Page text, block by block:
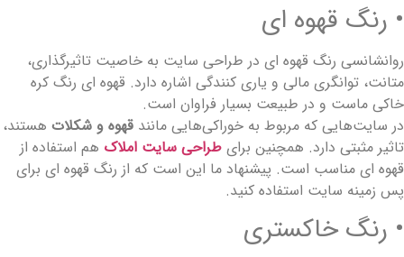
• رنگ قهوه ای
روانشانسی رنگ قهوه ای در طراحی سایت به خاصیت تاثیرگذاری،
متانت، توانگری مالی و یاری کنندگی اشاره دارد. قهوه‌ ای رنگ کره
خاکی ماست و در طبیعت بسیار فراوان است.
در سایت‌هایی که مربوط به خوراکی‌هایی مانند قهوه و شکلاتهستند،
تاثیر مثبتی دارد. همچنین برایطراحی سایت املاک هم استفاده از
قهوه‌ ای مناسب است. پیشنهاد ما این است که از رنگ قهوه ای برای
پس زمینه سایت استفاده کنید.
• رنگ خاکستری